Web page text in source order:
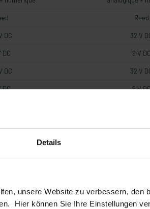
Details
unsere Website zu verbessern, den
Hier können Sie Ihre Einstellungen
Reed
DC 32 V
DC 9 V DC
DC 32 V
DC 9 V